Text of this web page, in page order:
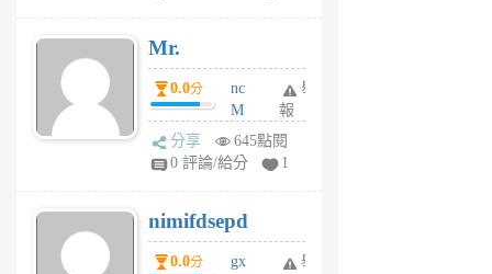
Mr.
0.0分
nc
M
U
F
U
5
個
舉
報
分享
645點閱
0 評論/給分
1
nimifdsepd
0.0分
gx
舉